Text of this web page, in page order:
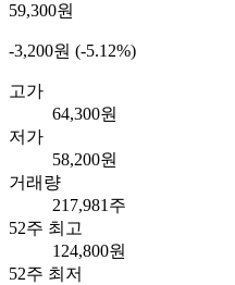
59,300원
-3,200원 (-5.12%)
고가
64,300원
저가
58,200원
거래량
217,981주
52주 최고
124,800원
52주 최저